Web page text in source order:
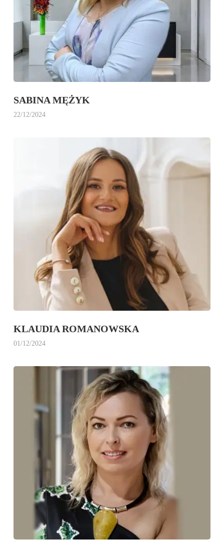
SABINA MĘŻYK
22/12/2024
KLAUDIA ROMANOWSKA
01/12/2024